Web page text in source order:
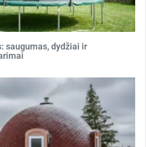
saugumas, dydžiai ir